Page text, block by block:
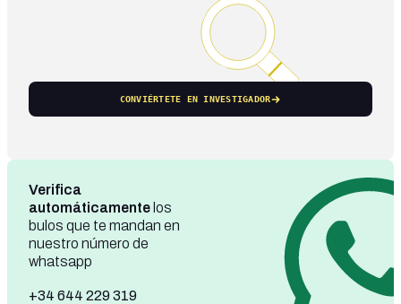
CONVIÉRTETE EN INVESTIGADOR
Verifica
automáticamente los
bulos que te mandan en
nuestro número de
whatsapp
+34 644 229 319